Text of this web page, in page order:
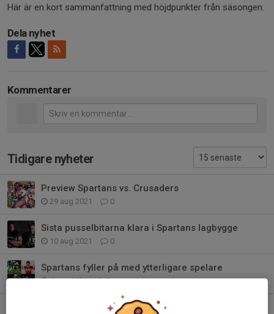
Här är en kort sammanfattning med höjdpunkter från säsongen.
Dela nyhet
Kommentarer
Tidigare nyheter
Preview Spartans vs. Crusaders
29 aug 2021 0
Sista pusselbitarna klara i Spartans lagbygge
10 aug 2021 0
Spartans fyller på med ytterligare spelare
4 aug 2021 0
Spartans värvar två av Sveriges bästa